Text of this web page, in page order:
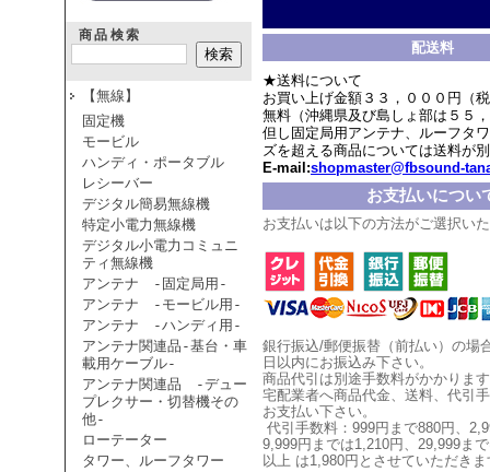
商品検索
【無線】
固定機
モービル
ハンディ・ポータブル
レシーバー
デジタル簡易無線機
特定小電力無線機
デジタル小電力コミュニ
ティ無線機
アンテナ -固定局用-
アンテナ -モービル用-
アンテナ -ハンディ用-
アンテナ関連品-基台・車
載用ケーブル-
アンテナ関連品 -デュー
プレクサー・切替機その
他-
ローテーター
タワー、ルーフタワー
配送料
★送料について
お買い上げ金額３３，０００円（
無料（沖縄県及び島しょ部は５５
但し固定局用アンテナ、ルーフタ
ズを超える商品については送料が
E-mail:shopmaster@fbsound-
お支払いについ
お支払いは以下の方法がご選択い
銀行振込/郵便振替（前払い）の場
日以内にお振込み下さい。
商品代引は別途手数料がかかりま
宅配業者へ商品代金、送料、代引
お支払い下さい。
代引手数料：999円まで880円、
9,999円までは1,210円、 29,999まで
以上 は1,980円とさせていただき